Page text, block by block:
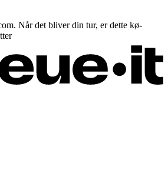
Når det bliver din tur, er dette kø-